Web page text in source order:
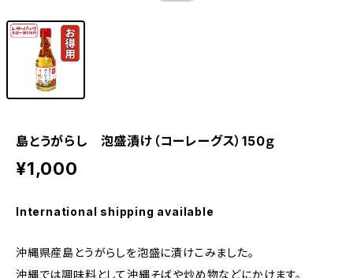
島とうがらし 泡盛漬け（コーレーグス）150ｇ
¥1,000
International shipping available
沖縄県産島とうがらしを泡盛に漬けこみました。
沖縄では調味料として沖縄そばや炒め物などにかけます。